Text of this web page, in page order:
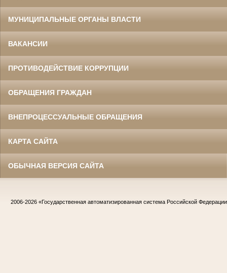
МУНИЦИПАЛЬНЫЕ ОРГАНЫ ВЛАСТИ
ВАКАНСИИ
ПРОТИВОДЕЙСТВИЕ КОРРУПЦИИ
ОБРАЩЕНИЯ ГРАЖДАН
ВНЕПРОЦЕССУАЛЬНЫЕ ОБРАЩЕНИЯ
КАРТА САЙТА
ОБЫЧНАЯ ВЕРСИЯ САЙТА
2006-2026 «Государственная автоматизированная система Российской